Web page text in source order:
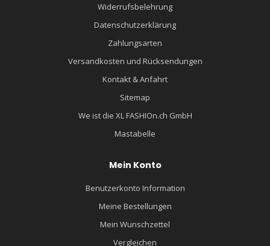
Widerrufsbelehrung
Datenschutzerklärung
Zahlungsarten
Versandkosten und Rücksendungen
Kontakt & Anfahrt
Sitemap
We ist die XL FASHIOn.ch GmbH
Mastabelle
Mein Konto
Benutzerkonto Information
Meine Bestellungen
Mein Wunschzettel
Vergleichen